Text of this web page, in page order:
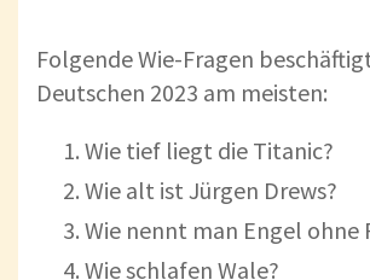
Folgende Wie-Fragen
Deutschen 2023 am meisten:
Wie tief liegt die Titanic?
Wie alt ist Jürgen Drews?
Wie nennt man Engel ohne
Wie schlafen Wale?